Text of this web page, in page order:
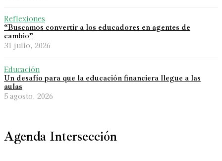
Reflexiones
“Buscamos convertir a los educadores en agentes de
cambio”
31 julio, 2026
Educación
Un desafío para que la educación financiera llegue a las
aulas
5 agosto, 2026
Agenda Intersección